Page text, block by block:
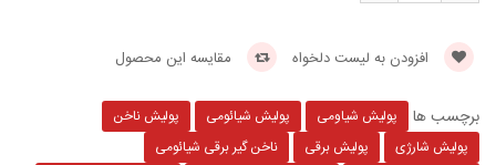
افزودن به لیست دلخواه مقایسه این محصول
برچسب ها پولیش شیاومی پولیش شیائومی
پولیش ناخن
پولیش شارژی
پولیش برقی
ناخن گیر برقی شیائومی